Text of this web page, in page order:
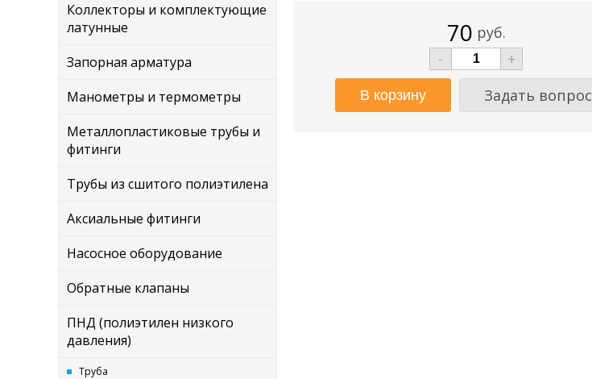
Коллекторы и комплектующие
латунные
Запорная арматура
Манометры и термометры
Металлопластиковые трубы и
фитинги
Трубы из сшитого полиэтилена
Аксиальные фитинги
Насосное оборудование
Обратные клапаны
ПНД (полиэтилен низкого
давления)
Труба
70 руб.
-
+
Задать вопрос